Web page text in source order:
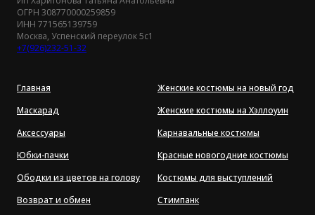
ОГРН 308770000259859
ИНН 771565139759
Москва, Успенский переулок 5с1
+7(926)232-51-32
Главная
Маскарад
Аксессуары
Юбки-пачки
Ободки из цветов на голову
Возврат и обмен
Женские костюмы на новый год
Женские костюмы на Хэллоуин
Карнавальные костюмы
Красные новогодние костюмы
Костюмы для выступлений
Стимпанк